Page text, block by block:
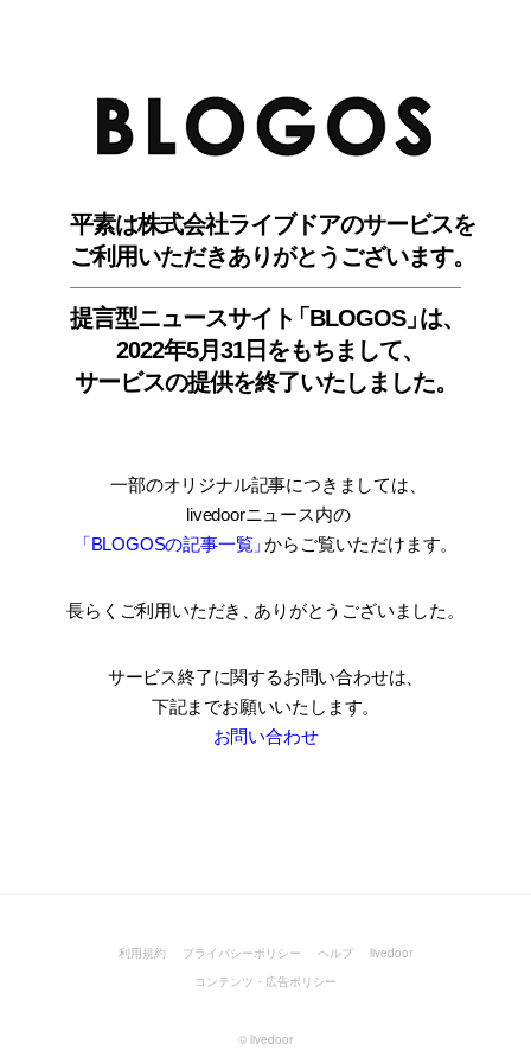
平素は株式会社ライブドアのサービスを
ご利用いただきありがとうございます。
提言型ニュースサイ ト「BLOGOS」は、
2022年5月31日をもちまして、
サービスの提供を終了いたしました。
一部のオリジナル記事につきましては
livedoorニュース内の
「BLOGOSの記事一覧」からご覧いただけます。
長らくご利用いただき ありがとうございました。
サービス終了に関するお問い合わせは、
下記までお願いいたします。
お問い合わせ
利用規約 プライバシーポリシー ヘルプ
livedoor
コンテンツ・広告ポリシー
© livedoor